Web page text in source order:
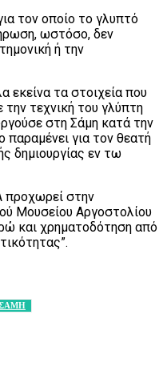
τον οποίο το γλυπτό
ωστόσο, δεν
ή την
εκείνα τα στοιχεία που
τεχνική του γλύπτη
στη Σάμη κατά την
για τον θεατή
δημιουργίας εν τω
στην
Μουσείου Αργοστολίου
και χρηματοδότηση από